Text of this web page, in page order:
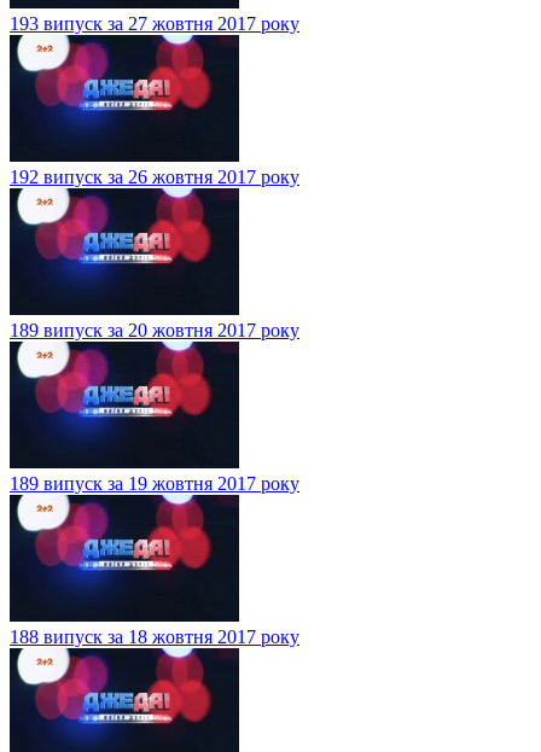
193 випуск за 27 жовтня 2017 року
192 випуск за 26 жовтня 2017 року
189 випуск за 20 жовтня 2017 року
189 випуск за 19 жовтня 2017 року
188 випуск за 18 жовтня 2017 року